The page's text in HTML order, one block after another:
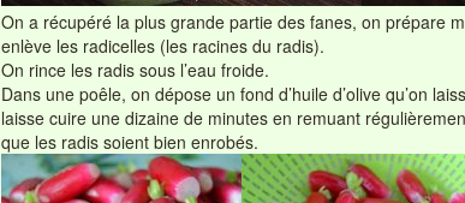
On a récupéré la plus grande partie des fanes, on prépare
enlève les radicelles (les racines du radis).
On rince les radis sous l’eau froide.
Dans une poêle, on dépose un fond d’huile d’olive qu’on
laisse cuire une dizaine de minutes en remuant
que les radis soient bien enrobés.